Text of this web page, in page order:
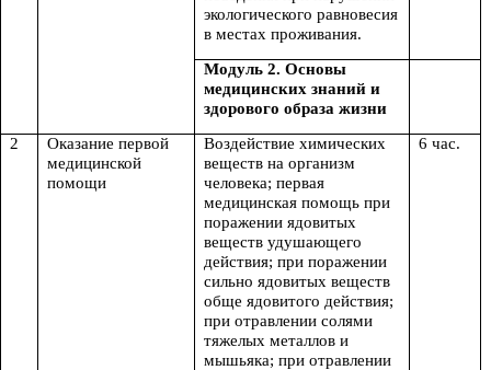
экологического равновесия
в местах проживания.
Модуль 2. Основы
медицинских знаний и
здорового образа жизни
2
Оказание первой
медицинской
помощи
Воздействие химических
веществ на организм
человека; первая
медицинская помощь при
поражении ядовитых
веществ удушающего
действия; при поражении
сильно ядовитых веществ
обще ядовитого действия;
при отравлении солями
тяжелых металлов и
мышьяка; при отравлении
6 час.